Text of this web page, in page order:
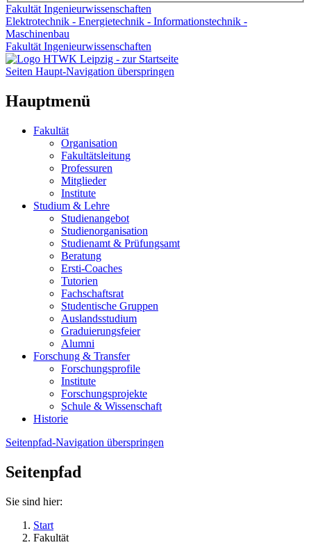
Fakultät Ingenieurwissenschaften
Elektrotechnik - Energietechnik - Informationstechnik -
Maschinenbau
Fakultät Ingenieurwissenschaften
Seiten Haupt-Navigation überspringen
Hauptmenü
Fakultät
Organisation
Fakultätsleitung
Professuren
Mitglieder
Institute
Studium & Lehre
Studienangebot
Studienorganisation
Studienamt & Prüfungsamt
Beratung
Ersti-Coaches
Tutorien
Fachschaftsrat
Studentische Gruppen
Auslandsstudium
Graduierungsfeier
Alumni
Forschung & Transfer
Forschungsprofile
Institute
Forschungsprojekte
Schule & Wissenschaft
Historie
Seitenpfad-Navigation überspringen
Seitenpfad
Sie sind hier:
Start
Fakultät